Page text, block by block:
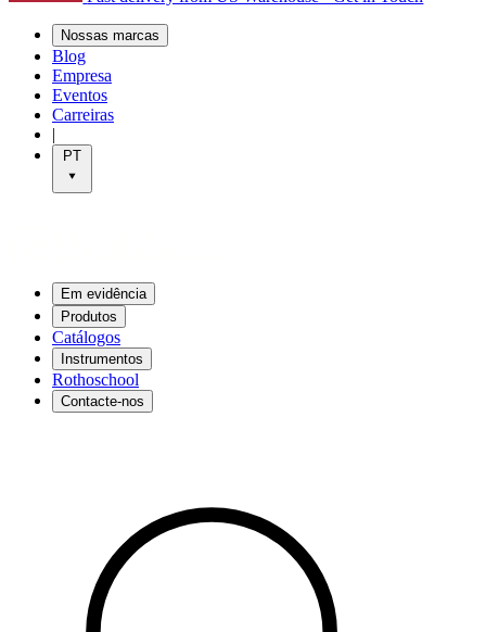
Nossas marcas
Blog
Empresa
Eventos
Carreiras
|
PT
Em evidência
Produtos
Catálogos
Instrumentos
Rothoschool
Contacte-nos